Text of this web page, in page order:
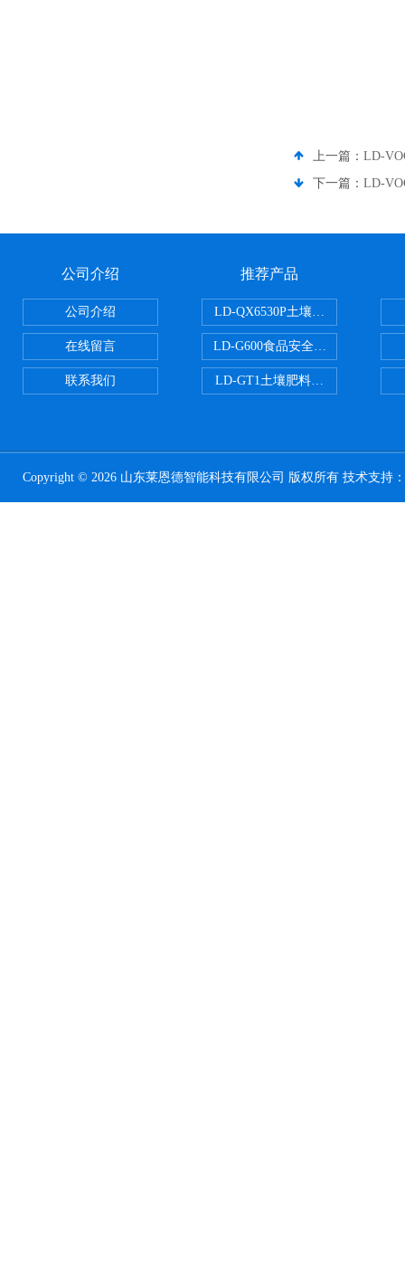
上一篇： LD-
下一篇： LD-
公司介绍
公司介绍
在线留言
联系我们
推荐产品
LD-QX6530P土壤氧化还原电位检
LD-G600食品安全检测仪
LD-GT1土壤肥料养分检测仪
Copyright © 2026 山东莱恩德智能科技有限公司 版权所有 技术支持：